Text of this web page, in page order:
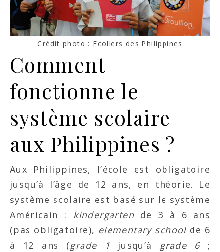
Crédit photo : Ecoliers des Philippines
Comment
fonctionne le
système scolaire
aux Philippines ?
Aux Philippines, l’école est obligatoire
jusqu’à l’âge de 12 ans, en théorie. Le
système scolaire est basé sur le système
Américain : kindergartende 3 à 6 ans
(pas obligatoire), elementary schoolde 6
à 12 ans (grade 1 jusqu’à grade 6;